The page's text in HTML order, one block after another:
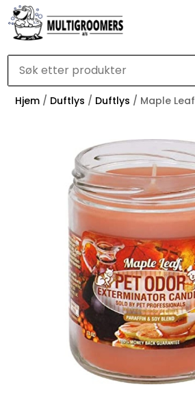
Hjem / Duftlys / Duftlys / Maple Leaf